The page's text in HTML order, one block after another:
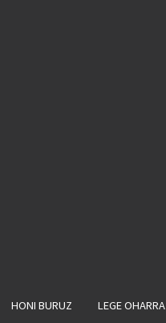
HONI BURUZ LEGE OHARRA